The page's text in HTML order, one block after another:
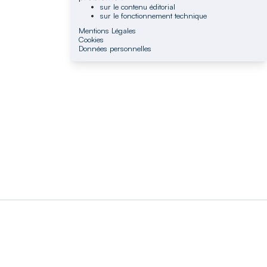
sur le contenu éditorial
sur le fonctionnement technique
Mentions Légales
Cookies
Données personnelles